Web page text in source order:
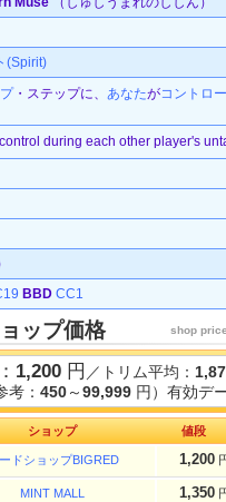
(Spirit)
・ステップに、 あなたがコントロ
during each other player's
BBD CC1
ップ価格 shop
1,200 円 ／トリム平均：
考： 450～99,999 円）有効デ
ショップ 値段
ドショップBIGRED 1,200
MINT MALL 1,350